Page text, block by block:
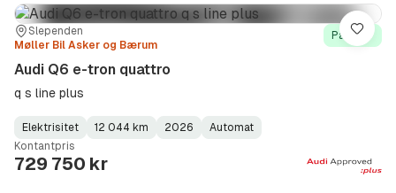
Sted:
Slependen
Forhandler:
Møller Bil Asker og Bærum
På lager
Audi Q6 e-tron quattro
q s line plus
Fuel
Type:
Elektrisitet
Kilometerstand:
12 044 km
Model
Year:
2026
Gearbox
Type:
Automat
Kontantpris
729 750 kr
Lagre